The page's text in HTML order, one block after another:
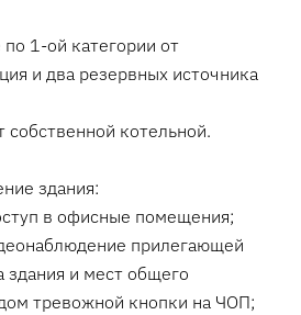
1-ой категории от
и два резервных источника
собственной котельной.
здания:
в офисные помещения;
прилегающей
здания и мест общего
тревожной кнопки на ЧОП;